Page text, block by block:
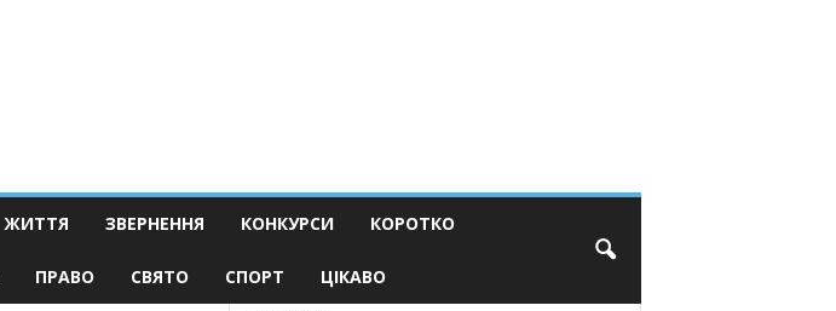
ЖИТТЯ ЗВЕРНЕННЯ КОНКУРСИ КОРОТКО
ПРАВО СВЯТО СПОРТ ЦІКАВО